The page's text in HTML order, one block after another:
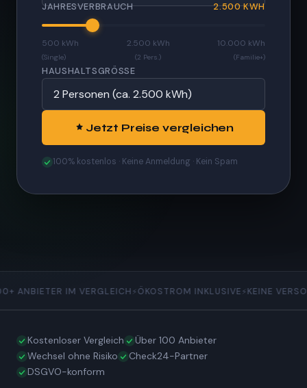
JAHRESVERBRAUCH 2.500 KWH
500 kWh
(Single)
2.500 kWh
(2 Pers.)
10.000 kWh
(Familie+)
HAUSHALTSGRÖSSE
Jetzt Preise vergleichen
100% kostenlos · Keine Anmeldung · Kein Spam
IM VERGLEICH ÖKOSTROM INKLUSIVE KEINE
Kostenloser Vergleich
Über 100 Anbieter
Wechsel ohne Risiko
Check24-Partner
DSGVO-konform